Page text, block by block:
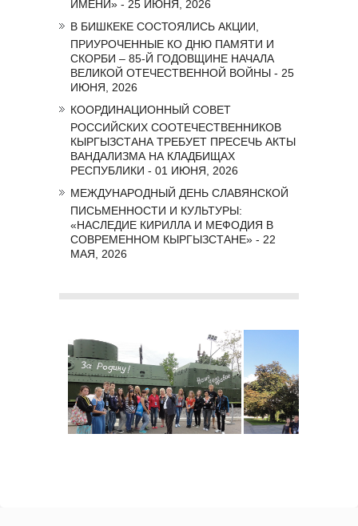
ИМЕНИ» - 25 ИЮНЯ, 2026
В БИШКЕКЕ СОСТОЯЛИСЬ АКЦИИ,
ПРИУРОЧЕННЫЕ КО ДНЮ ПАМЯТИ И
СКОРБИ – 85-Й ГОДОВЩИНЕ НАЧАЛА
ВЕЛИКОЙ ОТЕЧЕСТВЕННОЙ ВОЙНЫ - 25
ИЮНЯ, 2026
КООРДИНАЦИОННЫЙ СОВЕТ
РОССИЙСКИХ СООТЕЧЕСТВЕННИКОВ
КЫРГЫЗСТАНА ТРЕБУЕТ ПРЕСЕЧЬ АКТЫ
ВАНДАЛИЗМА НА КЛАДБИЩАХ
РЕСПУБЛИКИ - 01 ИЮНЯ, 2026
МЕЖДУНАРОДНЫЙ ДЕНЬ СЛАВЯНСКОЙ
ПИСЬМЕННОСТИ И КУЛЬТУРЫ:
«НАСЛЕДИЕ КИРИЛЛА И МЕФОДИЯ В
СОВРЕМЕННОМ КЫРГЫЗСТАНЕ» - 22
МАЯ, 2026